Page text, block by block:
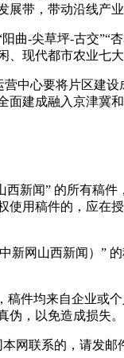
展带，带动沿线产
-尖草坪-古交”“
、现代都市农业七
心要将片区建设
面建成融入京津冀
西新闻” 的所有稿
使用稿件的，应在
新网山西新闻）”
稿件均来自企业或
伪，以免造成损失。
网联系的，请发邮